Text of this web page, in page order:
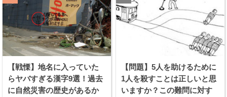
【戦慄】地名に入っていた
らヤバすぎる漢字9選！過去
に自然災害の歴史があるか
【問題】5人を助けるために
1人を殺すことは正しいと思
いますか？この難問に対す